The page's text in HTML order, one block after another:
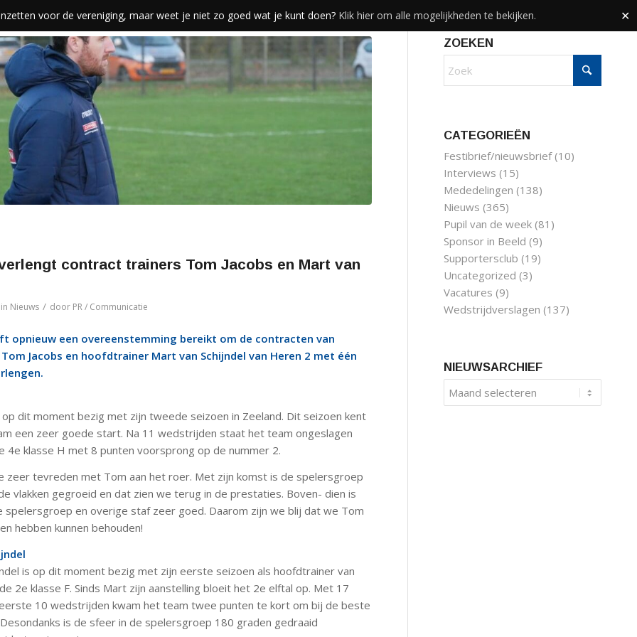
voor de vereniging, maar weet je niet zo goed wat je kunt doen? Klik hier om alle mogelijkheden te bekijken. ✕
contract trainers Tom Jacobs en Mart van
in Nieuws / door PR / Communicatie
opnieuw een overeenstemming bereikt om de contracten van
Jacobs en hoofdtrainer Mart van Schijndel van Heren 2 met één
op dit moment bezig met zijn tweede seizoen in Zeeland. Dit seizoen kent
een zeer goede start. Na 11 wedstrijden staat het team ongeslagen
4e klasse H met 8 punten voorsprong op de nummer 2.
zeer tevreden met Tom aan het roer. Met zijn komst is de spelersgroep
vlakken gegroeid en dat zien we terug in de prestaties. Boven- dien is
spelersgroep en overige staf zeer goed. Daarom zijn we blij dat we Tom
hebben kunnen behouden!
is op dit moment bezig met zijn eerste seizoen als hoofdtrainer van
2e klasse F. Sinds Mart zijn aanstelling bloeit het 2e elftal op. Met 17
10 wedstrijden kwam het team twee punten te kort om bij de beste
is de sfeer in de spelersgroep 180 graden gedraaid
ZOEKEN
CATEGORIEËN
Festibrief/nieuwsbrief(10)
Interviews (15)
Mededelingen (138)
Nieuws (365)
Pupil van de week(81)
Sponsor in Beeld (9)
Supportersclub (19)
Uncategorized (3)
Vacatures (9)
Wedstrijdverslagen (137)
NIEUWSARCHIEF